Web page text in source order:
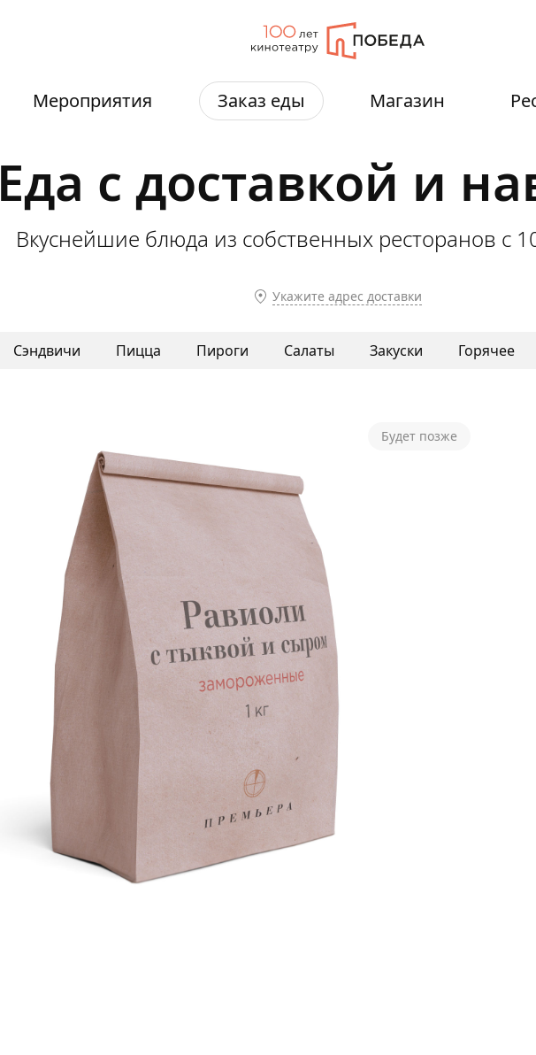
Мероприятия Заказ еды Магазин
Еда с доставкой и
Вкуснейшие блюда из собственных ресторанов с
Укажите адрес доставки
Сэндвичи Пицца Пироги Салаты Закуски Горячее
Будет позже